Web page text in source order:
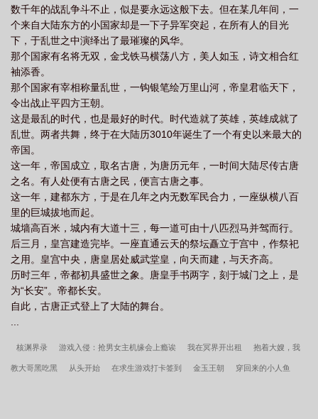
数千年的战乱争斗不止，似是要永远这般下去。但在某几年间，一
个来自大陆东方的小国家却是一下子异军突起，在所有人的目光
下，于乱世之中演绎出了最璀璨的风华。
那个国家有名将无双，金戈铁马横荡八方，美人如玉，诗文相合红
袖添香。
那个国家有宰相称量乱世，一钩银笔绘万里山河，帝皇君临天下，
令出战止平四方王朝。
这是最乱的时代，也是最好的时代。时代造就了英雄，英雄成就了
乱世。两者共舞，终于在大陆历3010年诞生了一个有史以来最大的
帝国。
这一年，帝国成立，取名古唐，为唐历元年，一时间大陆尽传古唐
之名。有人处便有古唐之民，便言古唐之事。
这一年，建都东方，于是在几年之内无数军民合力，一座纵横八百
里的巨城拔地而起。
城墙高百米，城内有大道十三，每一道可由十八匹烈马并驾而行。
后三月，皇宫建造完毕。一座直通云天的祭坛矗立于宫中，作祭祀
之用。皇宫中央，唐皇居处威武堂皇，向天而建，与天齐高。
历时三年，帝都初具盛世之象。唐皇手书两字，刻于城门之上，是
为“长安”。帝都长安。
自此，古唐正式登上了大陆的舞台。
核渊界录 游戏入侵：抢男女主机缘会上瘾诶 我在冥界开出租 抱着大嫂，我
教大哥黑吃黑 从头开始 在求生游戏打卡签到 金玉王朝 穿回来的小人鱼